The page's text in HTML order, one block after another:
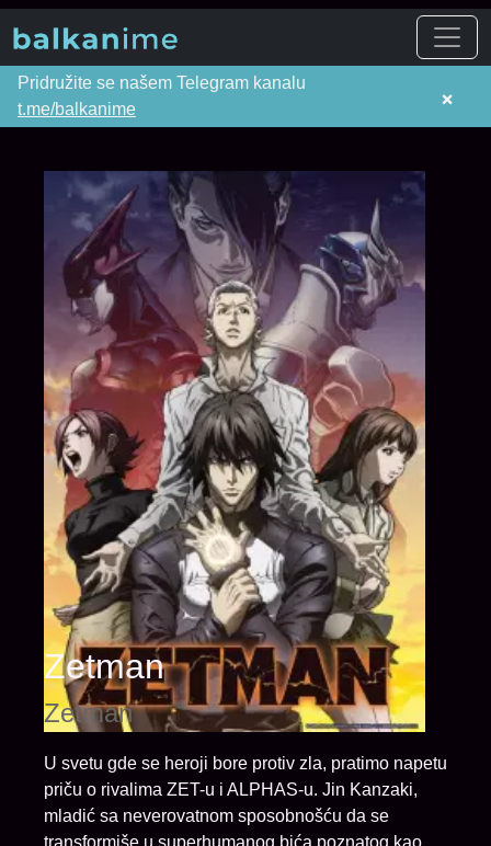
Pridružite se našem Telegram kanalu
t.me/balkanime
×
Zetman
Zetman
U svetu gde se heroji bore protiv zla, pratimo napetu
priču o rivalima ZET-u i ALPHAS-u. Jin Kanzaki,
mladić sa neverovatnom sposobnošću da se
transformiše u superhumanog bića poznatog kao